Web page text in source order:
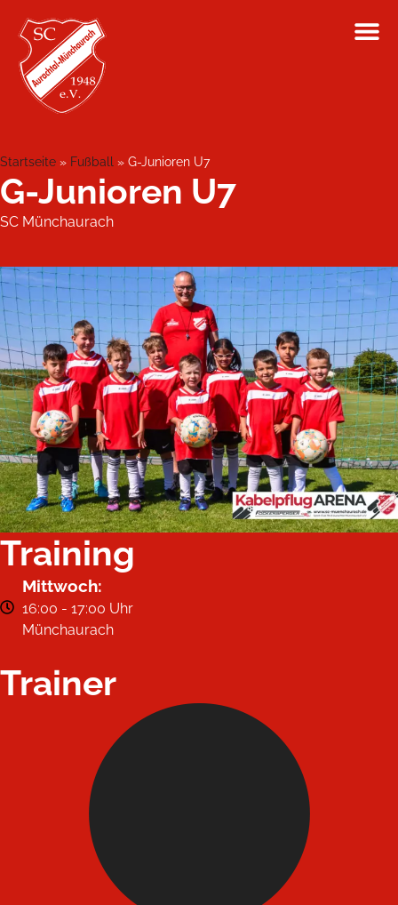
Startseite » Fußball » G-Junioren U7
G-Junioren U7
SC Münchaurach
Training
Mittwoch:
16:00 - 17:00 Uhr
Münchaurach
Trainer